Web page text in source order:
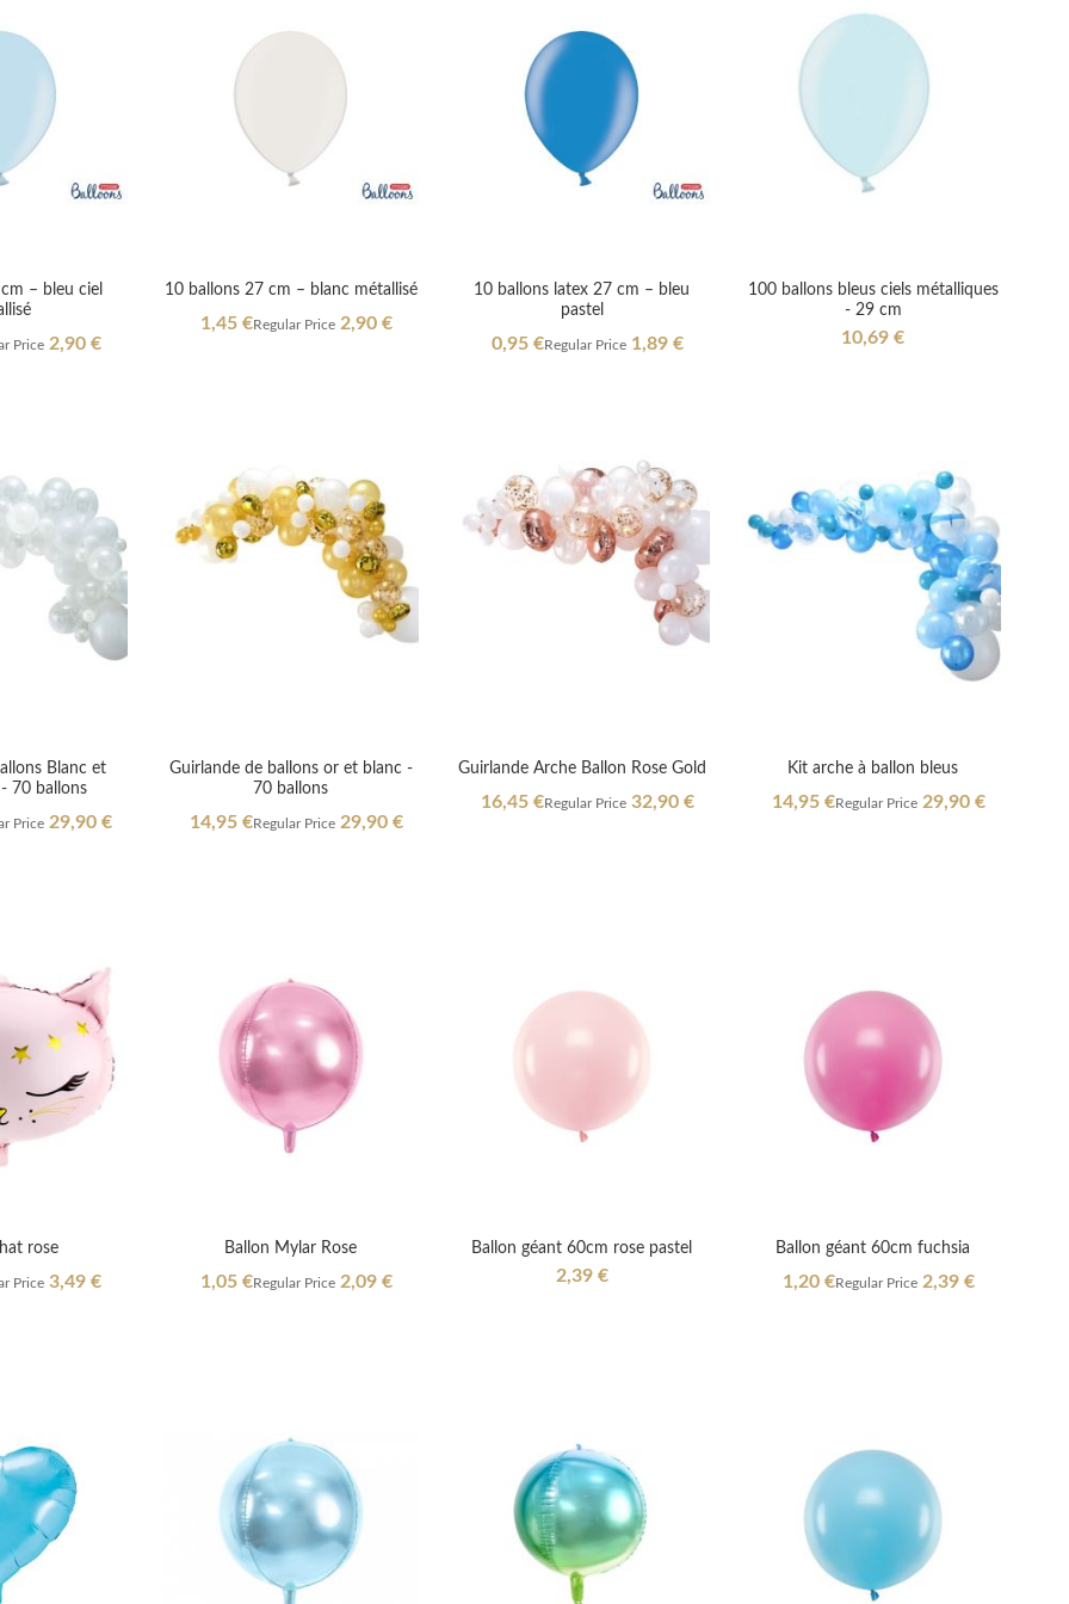
– bleu ciel
Price 2,90 €
10 ballons 27 cm – blanc métallisé
Special
Price
1,45 €Regular Price 2,90 €
10 ballons latex 27 cm – bleu
pastel
Special
Price
0,95 €Regular Price 1,89 €
100 ballons bleus ciels métalliques
- 29 cm
10,69 €
Blanc et
70 ballons
Price 29,90 €
Guirlande de ballons or et blanc -
70 ballons
Special
14,95 €Regular Price 29,90 €
Guirlande Arche Ballon Rose Gold
Special
16,45 €Regular Price 32,90 €
Kit arche à ballon bleus
Special
14,95 €Regular Price 29,90 €
rose
Price 3,49 €
Ballon Mylar Rose
Special
Price
1,05 €Regular Price 2,09 €
Ballon géant 60cm rose pastel
2,39 €
Ballon géant 60cm fuchsia
Special
Price
1,20 €Regular Price 2,39 €